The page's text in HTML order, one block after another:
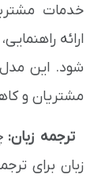
خدمات
ارائه
شود. این
مشتریان و
ترجمه زبان:
زبان برای